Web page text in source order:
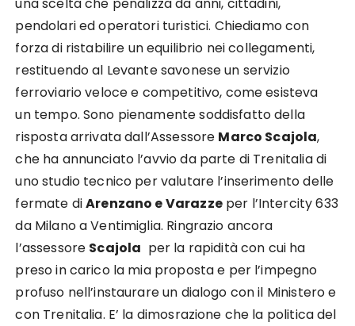
pendolari ed operatori turistici. Chiediamo con
forza di ristabilire un equilibrio nei collegamenti,
restituendo al Levante savonese un servizio
ferroviario veloce e competitivo, come esisteva
un tempo. Sono pienamente soddisfatto della
risposta arrivata dall’Assessore Marco Scajola,
che ha annunciato l’avvio da parte di Trenitalia di
uno studio tecnico per valutare l’inserimento delle
fermate diArenzano e Varazzeper l’Intercity 633
da Milano a Ventimiglia. Ringrazio ancora
l’assessore Scajola per la rapidità con cui ha
preso in carico la mia proposta e per l’impegno
profuso nell’instaurare un dialogo con il Ministero e
con Trenitalia. E’ la dimosrazione che la politica del